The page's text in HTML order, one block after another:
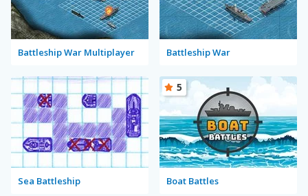
Battleship War Multiplayer Battleship War
Sea Battleship Boat Battles
5